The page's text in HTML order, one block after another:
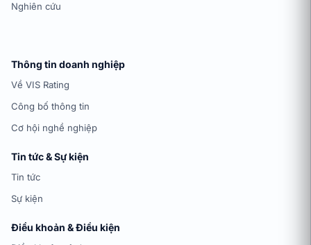
Nghiên cứu
Thông tin doanh nghiệp
Về VIS Rating
Công bố thông tin
Cơ hội nghề nghiệp
Tin tức & Sự kiện
Tin tức
Sự kiện
Điều khoản & Điều kiện